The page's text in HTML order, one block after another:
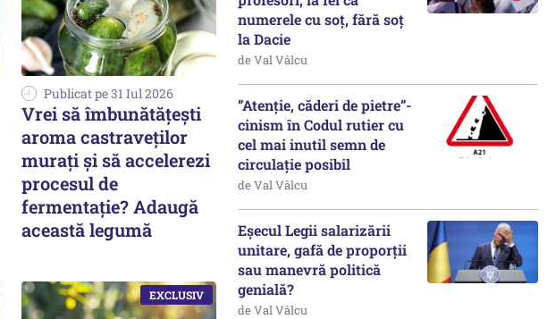
Publicat pe 31 Iul 2026
Vrei să îmbunătățești
aroma castraveților
murați și să accelerezi
procesul de
fermentație? Adaugă
această legumă
numerele cu soț, fără soț
la Dacie
de Val Vâlcu
”Atenție, căderi de pietre”-
cinism în Codul rutier cu
cel mai inutil semn de
circulație posibil
de Val Vâlcu
Eșecul Legii salarizării
unitare, gafă de proporții
sau manevră politică
genială?
de Val Vâlcu